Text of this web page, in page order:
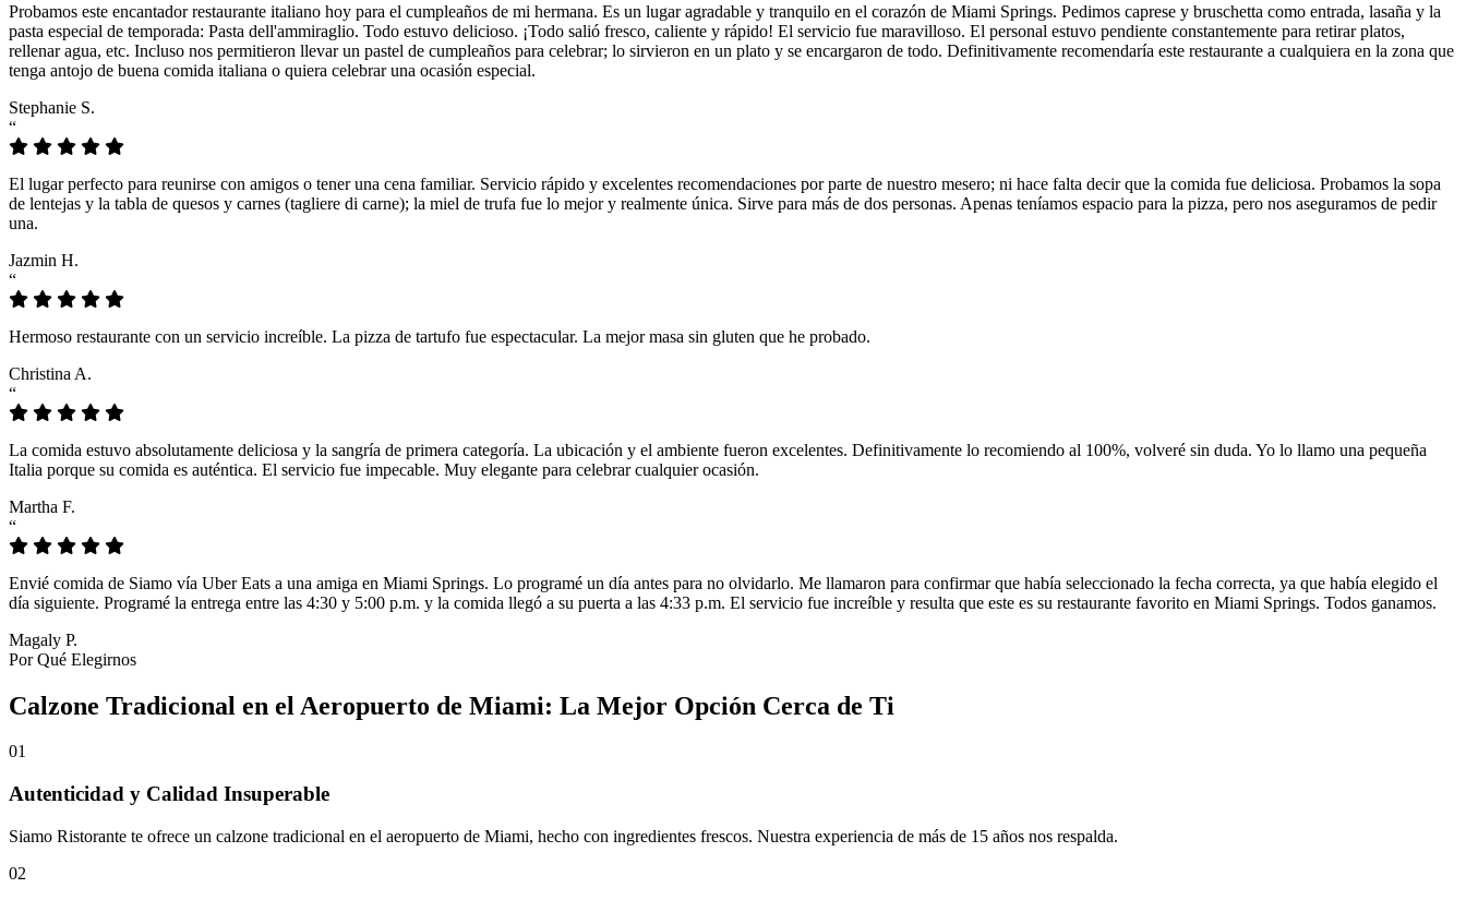
Probamos este encantador restaurante italiano hoy para el cumpleaños de mi hermana. Es un lugar agradable y tranquilo en el corazón de Miami Springs. Pedimos caprese y bruschetta como entrada, lasaña y la
pasta especial de temporada: Pasta dell'ammiraglio. Todo estuvo delicioso. ¡Todo salió fresco, caliente y rápido! El servicio fue maravilloso. El personal estuvo pendiente constantemente para retirar platos,
rellenar agua, etc. Incluso nos permitieron llevar un pastel de cumpleaños para celebrar; lo sirvieron en un plato y se encargaron de todo. Definitivamente recomendaría este restaurante a cualquiera en la zona que
tenga antojo de buena comida italiana o quiera celebrar una ocasión especial.
Stephanie S.
“
El lugar perfecto para reunirse con amigos o tener una cena familiar. Servicio rápido y excelentes recomendaciones por parte de nuestro mesero; ni hace falta decir que la comida fue deliciosa. Probamos la sopa
de lentejas y la tabla de quesos y carnes (tagliere di carne); la miel de trufa fue lo mejor y realmente única. Sirve para más de dos personas. Apenas teníamos espacio para la pizza, pero nos aseguramos de pedir
una.
Jazmin H.
“
Hermoso restaurante con un servicio increíble. La pizza de tartufo fue espectacular. La mejor masa sin gluten que he probado.
Christina A.
“
La comida estuvo absolutamente deliciosa y la sangría de primera categoría. La ubicación y el ambiente fueron excelentes. Definitivamente lo recomiendo al 100%, volveré sin duda. Yo lo llamo una pequeña
Italia porque su comida es auténtica. El servicio fue impecable. Muy elegante para celebrar cualquier ocasión.
Martha F.
“
Envié comida de Siamo vía Uber Eats a una amiga en Miami Springs. Lo programé un día antes para no olvidarlo. Me llamaron para confirmar que había seleccionado la fecha correcta, ya que había elegido el
día siguiente. Programé la entrega entre las 4:30 y 5:00 p.m. y la comida llegó a su puerta a las 4:33 p.m. El servicio fue increíble y resulta que este es su restaurante favorito en Miami Springs. Todos ganamos.
Magaly P.
Por Qué Elegirnos
Calzone Tradicional en el Aeropuerto de Miami: La Mejor Opción Cerca de Ti
01
Autenticidad y Calidad Insuperable
Siamo Ristorante te ofrece un calzone tradicional en el aeropuerto de Miami, hecho con ingredientes frescos. Nuestra experiencia de más de 15 años nos respalda.
02